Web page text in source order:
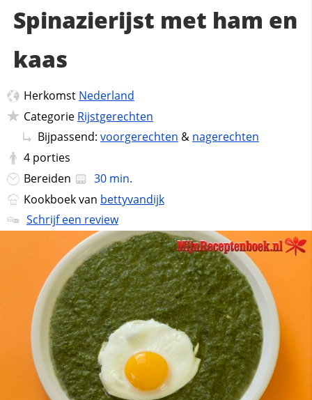
Spinazierijst met ham en
kaas
Herkomst Nederland
Categorie Rijstgerechten
Bijpassend: voorgerechten & nagerechten
4 porties
Bereiden
30 min.
Kookboek van bettyvandijk
Schrijf een review